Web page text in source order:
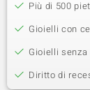
Più di 500
Gioielli con
Gioielli senza
Diritto di